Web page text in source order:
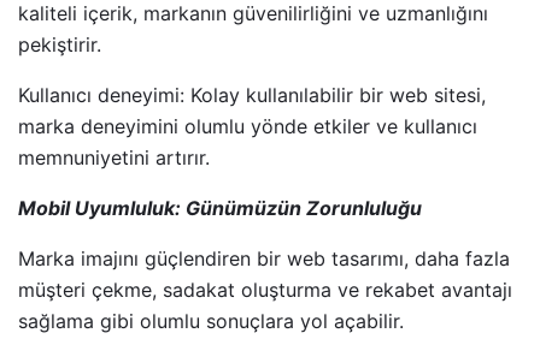
kaliteli içerik, markanın güvenilirliğini ve uzmanlığını
pekiştirir.
Kullanıcı deneyimi: Kolay kullanılabilir bir web sitesi,
marka deneyimini olumlu yönde etkiler ve kullanıcı
memnuniyetini artırır.
Mobil Uyumluluk: Günümüzün Zorunluluğu
Marka imajını güçlendiren bir web tasarımı, daha fazla
müşteri çekme, sadakat oluşturma ve rekabet avantajı
sağlama gibi olumlu sonuçlara yol açabilir.